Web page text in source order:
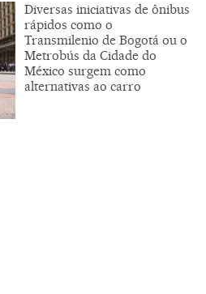
Diversas iniciativas de ônibus
rápidos como o
Transmilenio de Bogotá ou o
Metrobús da Cidade do
México surgem como
alternativas ao carro